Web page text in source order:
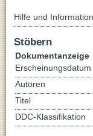
Hilfe und
Stöbern
Dokumentanzeige
Erscheinungsdatum
Autoren
Titel
DDC-Klassifikation